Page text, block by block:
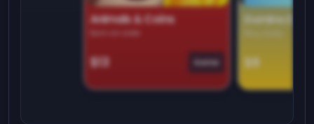
Animals & Coins
Earn on side
$13 Game
Domino
$9